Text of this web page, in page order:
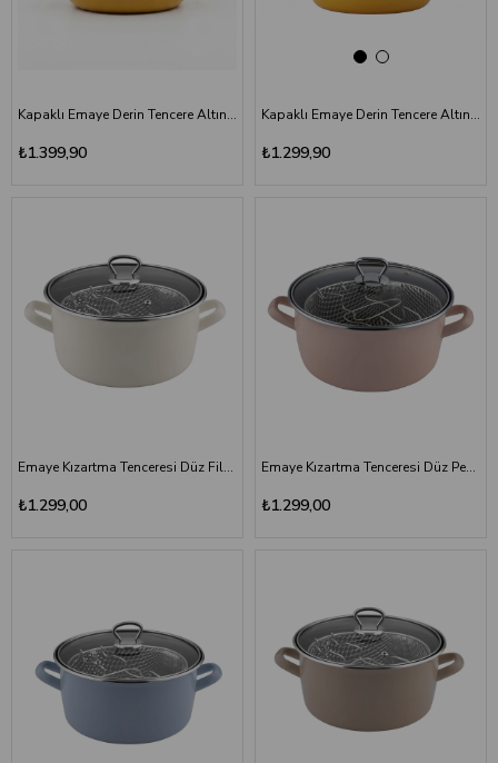
Kapaklı Emaye Derin Tencere Altın Sarı 18 cm
₺1.399,90
Kapaklı Emaye Derin Tencere Altın Sarı 16 cm
₺1.299,90
Emaye Kızartma Tenceresi Düz Fildişi 22 cm
₺1.299,00
Emaye Kızartma Tenceresi Düz Pembe 22 cm
₺1.299,00